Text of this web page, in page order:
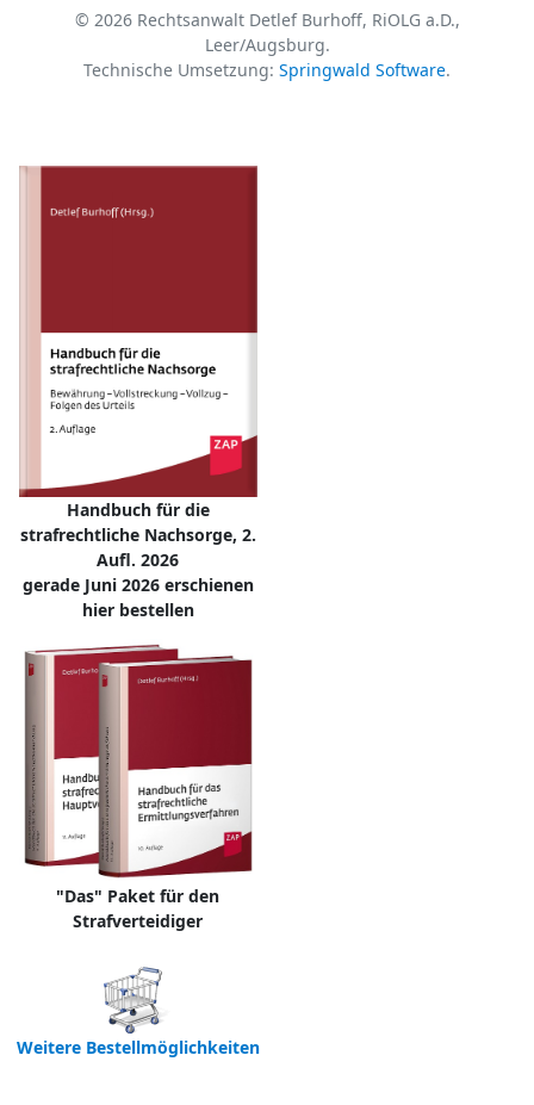
© 2026 Rechtsanwalt Detlef Burhoff, RiOLG a.D.,
Leer/Augsburg.
Technische Umsetzung: Springwald Software.
Handbuch für die
strafrechtliche Nachsorge, 2.
Aufl. 2026
gerade Juni 2026 erschienen
hier bestellen
"Das" Paket für den
Strafverteidiger
Weitere Bestellmöglichkeiten